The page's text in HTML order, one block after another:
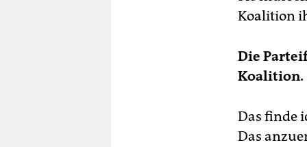
Koalition
Die
Koalition.
Das finde
Das